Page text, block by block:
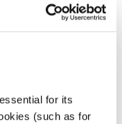
for its
(such as for
חכמת המזרח – האמת
תרגול יומי
ניסים אמון